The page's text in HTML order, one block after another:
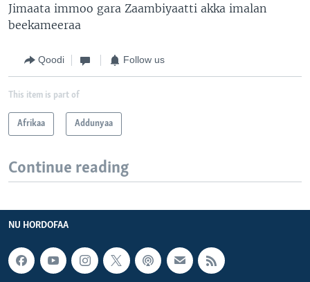
Jimaata immoo gara Zaambiyaatti akka imalan
beekameeraa
Qoodi Follow us
This item is part of
Afrikaa Addunyaa
Continue reading
NU HORDOFAA